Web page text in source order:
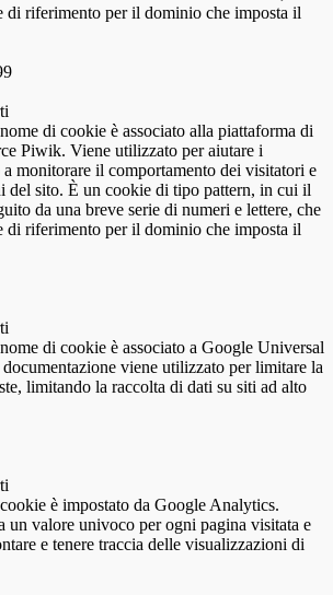
di riferimento per il dominio che imposta il
di cookie è associato alla piattaforma di
Piwik. Viene utilizzato per aiutare i
monitorare il comportamento dei visitatori e
del sito. È un cookie di tipo pattern, in cui il
da una breve serie di numeri e lettere, che
di riferimento per il dominio che imposta il
di cookie è associato a Google Universal
viene utilizzato per limitare la
limitando la raccolta di dati su siti ad alto
è impostato da Google Analytics.
un valore univoco per ogni pagina visitata e
e tenere traccia delle visualizzazioni di